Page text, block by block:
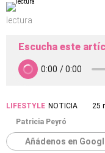
lectura
Escucha este
LIFESTYLE NOTICIA
25
Patricia Peyró
Añádenos en